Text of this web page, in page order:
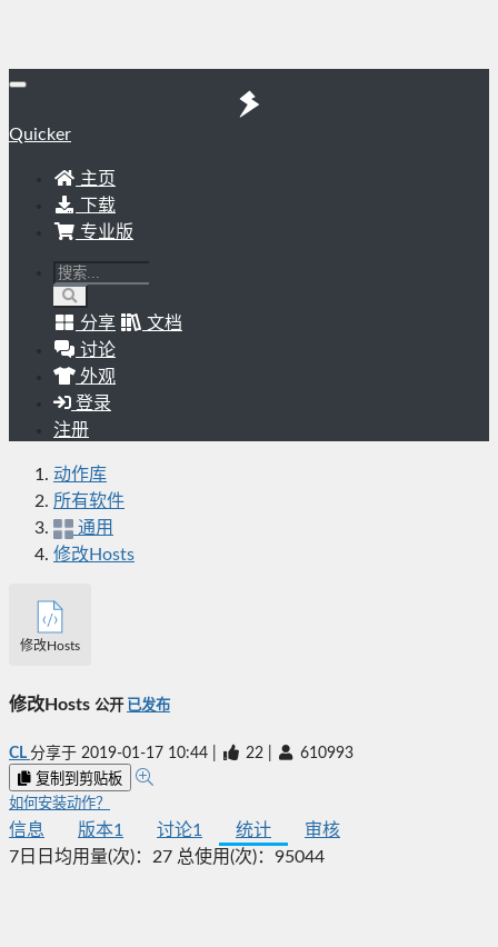
Quicker
主页
下载
专业版
分享
文档
讨论
外观
登录
注册
动作库
所有软件
通用
修改Hosts
修改Hosts
修改Hosts 公开 已发布
CL 分享于 2019-01-17 10:44 22 610993
复制到剪贴板
如何安装动作？
信息 版本1 讨论1 统计
审核
7日日均用量(次)： 27 总使用(次)： 95044